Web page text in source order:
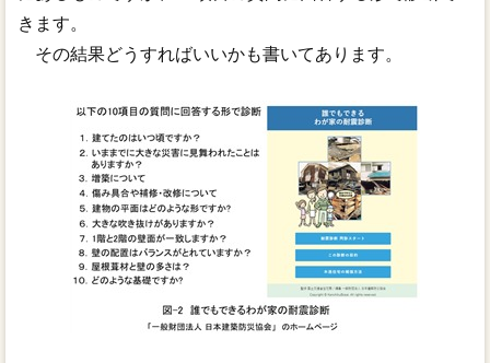
きます。
その結果どうすればいいかも書いてあります。